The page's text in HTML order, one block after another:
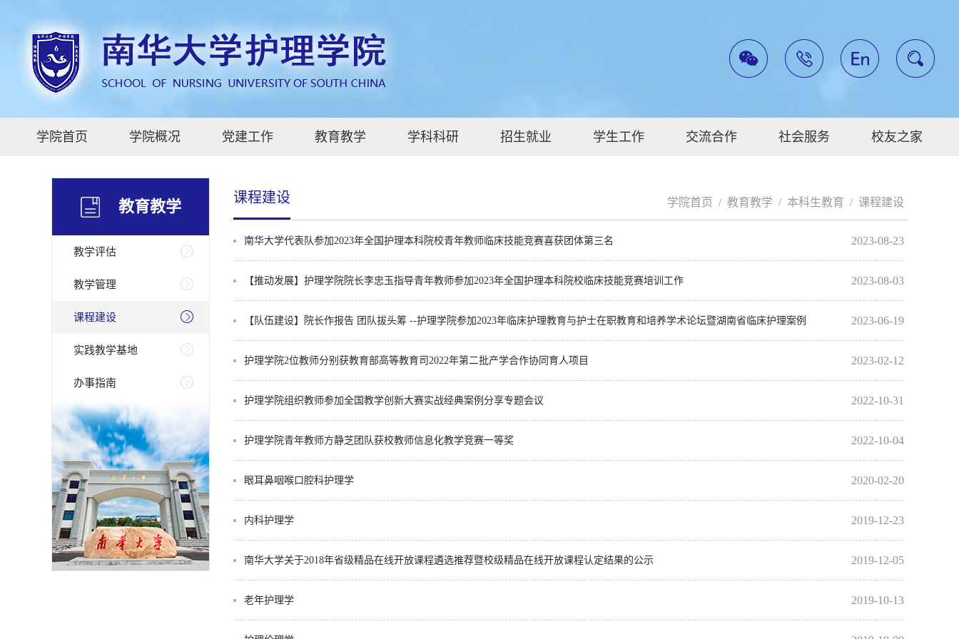
学院首页 学院概况 党建工作 教育教学 学科科研 招生就业 学生工作 交流合作 社会服务 校友之家
教育教学
教学评估
教学管理
课程建设
实践教学基地
办事指南
课程建设 学院首页 / 教育教学 / 本科生教育 / 课程建设
南华大学代表队参加2023年全国护理本科院校青年教师临床技能竞赛喜获团体第三名 2023-08-23
【推动发展】护理学院院长李忠玉指导青年教师参加2023年全国护理本科院校临床技能竞赛培训工作 2023-08-03
【队伍建设】院长作报告 团队拔头筹 --护理学院参加2023年临床护理教育与护士在职教育和培养学术论坛暨湖南省临床护理案例 2023-06-19
护理学院2位教师分别获教育部高等教育司2022年第二批产学合作协同育人项目 2023-02-12
护理学院组织教师参加全国教学创新大赛实战经典案例分享专题会议 2022-10-31
护理学院青年教师方静芝团队获校教师信息化教学竞赛一等奖 2022-10-04
眼耳鼻咽喉口腔科护理学 2020-02-20
内科护理学 2019-12-23
南华大学关于2018年省级精品在线开放课程遴选推荐暨校级精品在线开放课程认定结果的公示 2019-12-05
老年护理学 2019-10-13